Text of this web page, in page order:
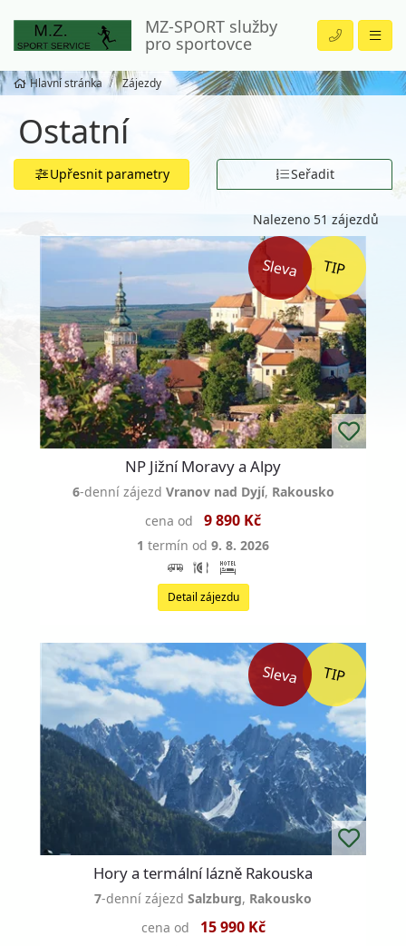
MZ-SPORT služby
pro sportovce
Hlavní stránka Zájezdy
Ostatní
Upřesnit parametry Seřadit
Nalezeno 51 zájezdů
NP Jižní Moravy a Alpy
6-denní zájezd Vranov nad Dyjí, Rakousko
cena od
9 890 Kč
1 termín od 9. 8. 2026
Detail zájezdu
Hory a termální lázně Rakouska
7-denní zájezd Salzburg, Rakousko
cena od
15 990 Kč